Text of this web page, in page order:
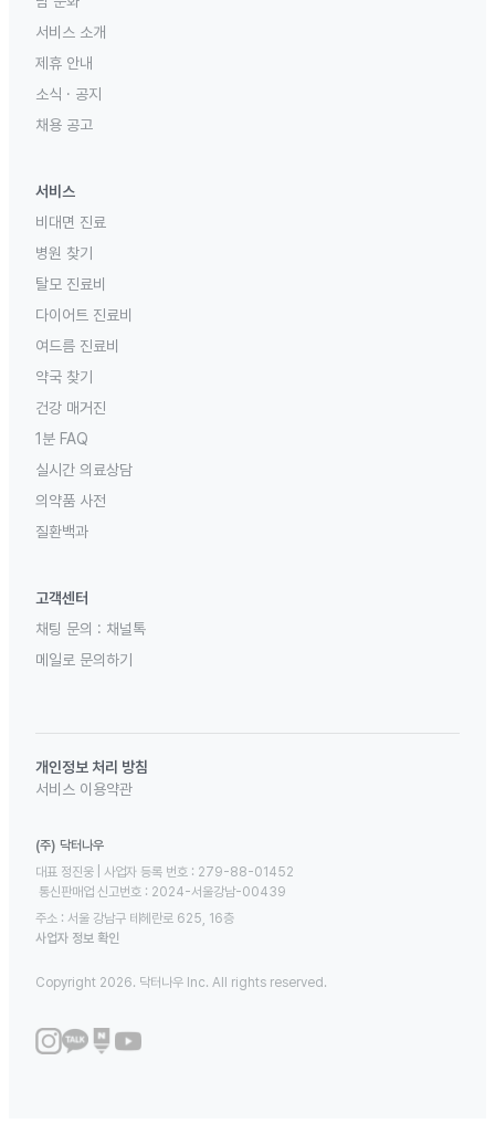
서비스 소개
제휴 안내
소식 · 공지
채용 공고
서비스
비대면 진료
병원 찾기
탈모 진료비
다이어트 진료비
여드름 진료비
약국 찾기
건강 매거진
1분 FAQ
실시간 의료상담
의약품 사전
질환백과
고객센터
채팅 문의 : 채널톡
메일로 문의하기
개인정보 처리 방침
서비스 이용약관
(주) 닥터나우
대표 정진웅 | 사업자 등록 번호 : 279-88-01452
통신판매업 신고번호 : 2024-서울강남-00439
주소 : 서울 강남구 테헤란로 625, 16층
사업자 정보 확인
Copyright 2026. 닥터나우 Inc. All rights reserved.